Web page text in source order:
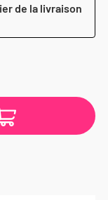
de la livraison